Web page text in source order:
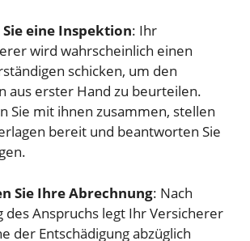
Sie eine Inspektion: Ihr
wird wahrscheinlich einen
schicken, um den
aus erster Hand zu beurteilen.
Sie mit ihnen zusammen, stellen
bereit und beantworten Sie
Sie Ihre Abrechnung: Nach
des Anspruchs legt Ihr Versicherer
der Entschädigung abzüglich